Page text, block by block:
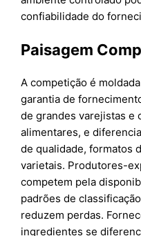
confiabilidade do
Paisagem
A competição é
garantia de
de grandes varejistas e
alimentares, e
de qualidade, formatos
varietais. Produtores-
competem pela
padrões de
reduzem perdas.
ingredientes se